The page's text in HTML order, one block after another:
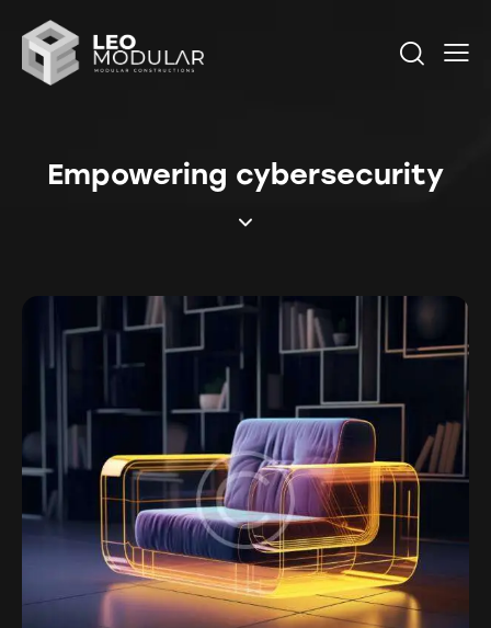
Empowering cybersecurity